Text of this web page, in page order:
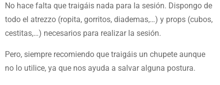
No hace falta que traigáis nada para la sesión. Dispongo de
todo el atrezzo (ropita, gorritos, diademas,…) y props (cubos,
cestitas,…) necesarios para realizar la sesión.
Pero, siempre recomiendo que traigáis un chupete aunque
no lo utilice, ya que nos ayuda a salvar alguna postura.